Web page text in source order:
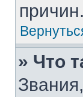
причин.
» Что